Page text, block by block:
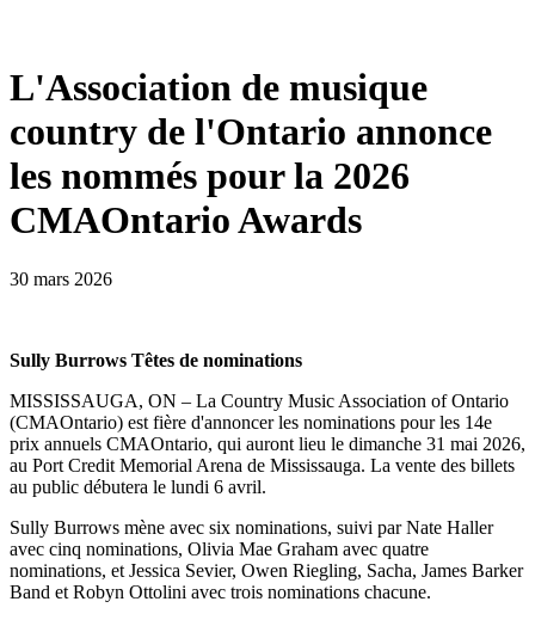
L'Association de musique
country de l'Ontario annonce
les nommés pour la 2026
CMAOntario Awards
30 mars 2026
Sully Burrows Têtes de nominations
MISSISSAUGA, ON – La Country Music Association of Ontario
(CMAOntario) est fière d'annoncer les nominations pour les 14e
prix annuels CMAOntario, qui auront lieu le dimanche 31 mai 2026,
au Port Credit Memorial Arena de Mississauga. La vente des billets
au public débutera le lundi 6 avril.
Sully Burrows mène avec six nominations, suivi par Nate Haller
avec cinq nominations, Olivia Mae Graham avec quatre
nominations, et Jessica Sevier, Owen Riegling, Sacha, James Barker
Band et Robyn Ottolini avec trois nominations chacune.